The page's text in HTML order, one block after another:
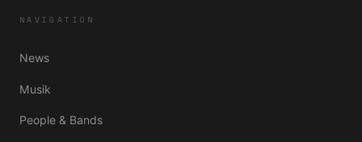
NAVIGATION
News
Musik
People & Bands